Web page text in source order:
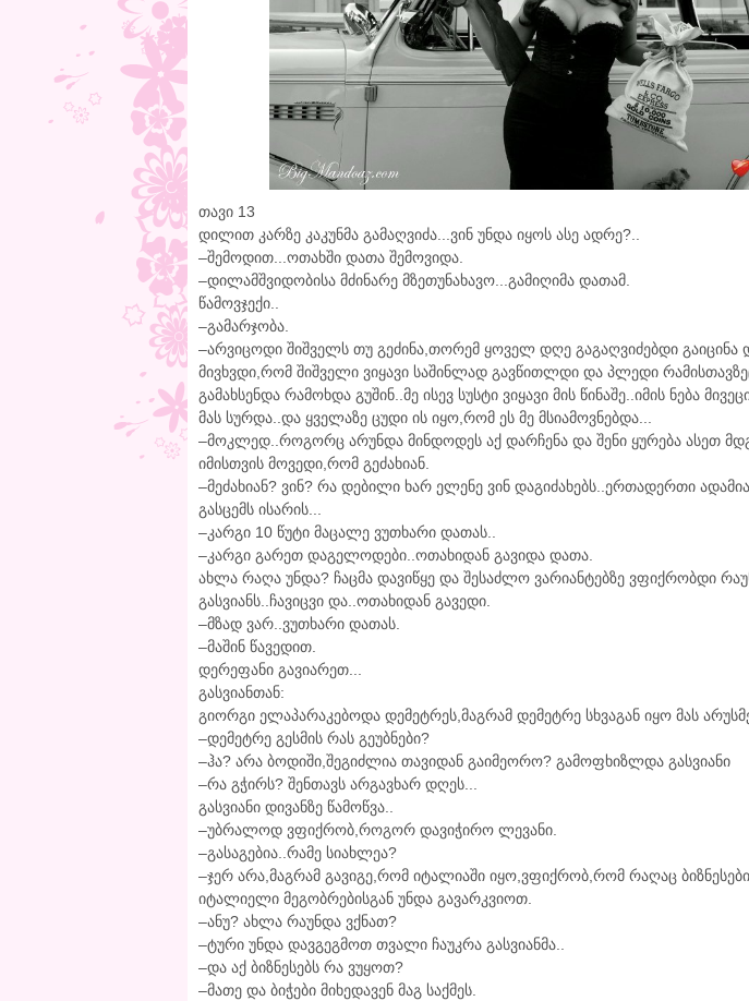
თავი 13
დილით კარზე კაკუნმა გამაღვიძა...ვინ უნდა იყოს ასე ადრე?..
–შემოდით...ოთახში დათა შემოვიდა.
–დილამშვიდობისა მძინარე მზეთუნახავო...გამიღიმა დათამ.
წამოვჯექი..
–გამარჯობა.
–არვიცოდი შიშველს თუ გეძინა,თორემ ყოველ დღე გაგაღვიძებდი გაიცინა
მივხვდი,რომ შიშველი ვიყავი საშინლად გავწითლდი და პლედი
გამახსენდა რამოხდა გუშინ..მე ისევ სუსტი ვიყავი მის წინაშე..იმის ნება
მას სურდა..და ყველაზე ცუდი ის იყო,რომ ეს მე მსიამოვნებდა...
–მოკლედ..როგორც არუნდა მინდოდეს აქ დარჩენა და შენი ყურება ასეთ
იმისთვის მოვედი,რომ გეძახიან.
–მეძახიან? ვინ? რა დებილი ხარ ელენე ვინ დაგიძახებს..ერთადერთი
გასცემს ისარის...
–კარგი 10 წუტი მაცალე ვუთხარი დათას..
–კარგი გარეთ დაგელოდები..ოთახიდან გავიდა დათა.
ახლა რაღა უნდა? ჩაცმა დავიწყე და შესაძლო ვარიანტებზე ვფიქრობდი
გასვიანს..ჩავიცვი და..ოთახიდან გავედი.
–მზად ვარ..ვუთხარი დათას.
–მაშინ წავედით.
დერეფანი გავიარეთ...
გასვიანთან:
გიორგი ელაპარაკებოდა დემეტრეს,მაგრამ დემეტრე სხვაგან იყო მას
–დემეტრე გესმის რას გეუბნები?
–ჰა? არა ბოდიში,შეგიძლია თავიდან გაიმეორო? გამოფხიზლდა გასვიანი
–რა გჭირს? შენთავს არგავხარ დღეს...
გასვიანი დივანზე წამოწვა..
–უბრალოდ ვფიქრობ,როგორ დავიჭირო ლევანი.
–გასაგებია..რამე სიახლეა?
–ჯერ არა,მაგრამ გავიგე,რომ იტალიაში იყო,ვფიქრობ,რომ რაღაც ბიზნესები
იტალიელი მეგობრებისგან უნდა გავარკვიოთ.
–ანუ? ახლა რაუნდა ვქნათ?
–ტური უნდა დავგეგმოთ თვალი ჩაუკრა გასვიანმა..
–და აქ ბიზნესებს რა ვუყოთ?
–მათე და ბიჭები მიხედავენ მაგ საქმეს.